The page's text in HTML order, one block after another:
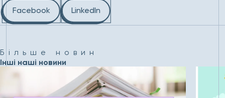
Facebook
LinkedIn
Більше новин
Інші наші новини